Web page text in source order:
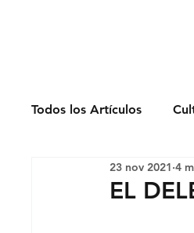
Todos los Artículos
Economía
EL
23 nov 2021 4